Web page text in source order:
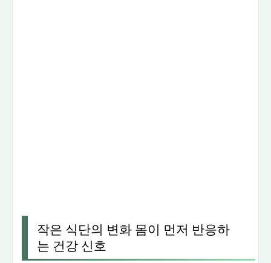
작은 식단의 변화 몸이 먼저 반응하
는 건강 신호